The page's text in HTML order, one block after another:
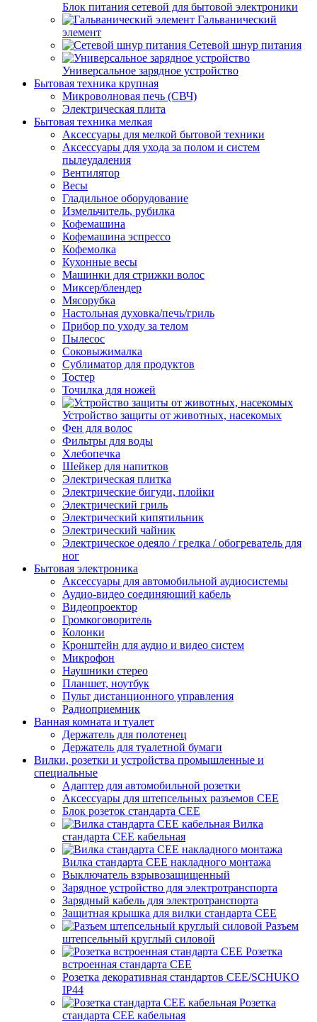
Блок питания сетевой для бытовой электроники
Гальванический
элемент
Сетевой шнур питания
Универсальное зарядное устройство
Бытовая техника крупная
Микроволновая печь (СВЧ)
Электрическая плита
Бытовая техника мелкая
Аксессуары для мелкой бытовой техники
Аксессуары для ухода за полом и систем
пылеудаления
Вентилятор
Весы
Гладильное оборудование
Измельчитель, рубилка
Кофемашина
Кофемашина эспрессо
Кофемолка
Кухонные весы
Машинки для стрижки волос
Миксер/блендер
Мясорубка
Настольная духовка/печь/гриль
Прибор по уходу за телом
Пылесос
Соковыжималка
Сублиматор для продуктов
Тостер
Точилка для ножей
Устройство защиты от животных, насекомых
Фен для волос
Фильтры для воды
Хлебопечка
Шейкер для напитков
Электрическая плитка
Электрические бигуди, плойки
Электрический гриль
Электрический кипятильник
Электрический чайник
Электрическое одеяло / грелка / обогреватель для
ног
Бытовая электроника
Аксессуары для автомобильной аудиосистемы
Аудио-видео соединяющий кабель
Видеопроектор
Громкоговоритель
Колонки
Кронштейн для аудио и видео систем
Микрофон
Наушники стерео
Планшет, ноутбук
Пульт дистанционного управления
Радиоприемник
Ванная комната и туалет
Держатель для полотенец
Держатель для туалетной бумаги
Вилки, розетки и устройства промышленные и
специальные
Адаптер для автомобильной розетки
Аксессуары для штепсельных разъемов CEE
Блок розеток стандарта CEE
Вилка
стандарта CEE кабельная
Вилка стандарта CEE накладного монтажа
Выключатель взрывозащищенный
Зарядное устройство для электротранспорта
Зарядный кабель для электротранспорта
Защитная крышка для вилки стандарта CEE
Разъем
штепсельный круглый силовой
Розетка
встроенная стандарта CEE
Розетка декоративная стандартов CEE/SCHUKO
IP44
Розетка
стандарта СЕЕ кабельная